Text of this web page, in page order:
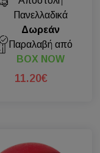
Πανελλαδικά
Δωρεάν
Παραλαβή από
BOX NOW
11.20€